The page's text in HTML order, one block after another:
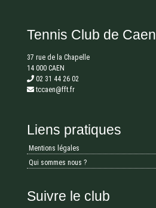
Tennis Club de Caen
37 rue de la Chapelle
14 000 CAEN
02 31 44 26 02
tccaen@fft.fr
Liens pratiques
Mentions légales
Qui sommes nous ?
Suivre le club